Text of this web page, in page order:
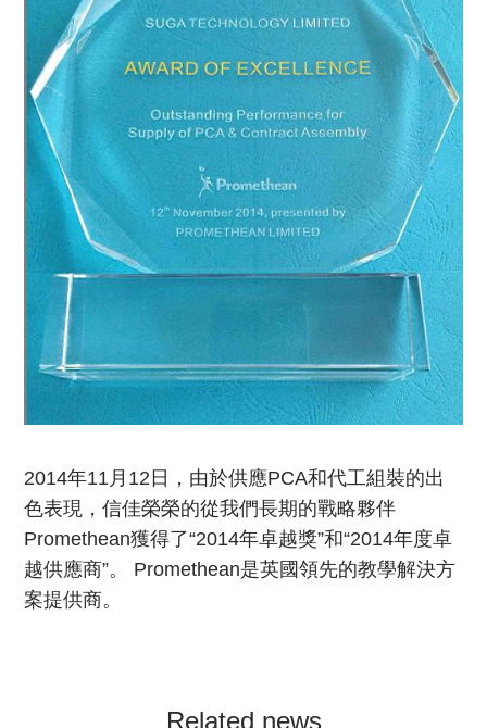
2014年11月12日，由於供應PCA和代工組裝的出
色表現，信佳榮榮的從我們長期的戰略夥伴
Promethean獲得了“2014年卓越獎”和“2014年度卓
越供應商”。 Promethean是英國領先的教學解決方
案提供商。
Related news